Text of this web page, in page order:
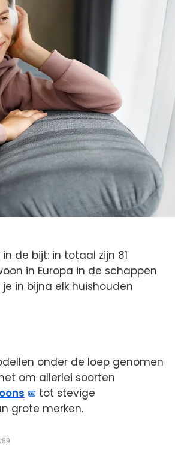
de bijt: in totaal zijn 81
in Europa in de schappen
in bijna elk huishouden
onder de loep genomen
om allerlei soorten
tot stevige
grote merken.